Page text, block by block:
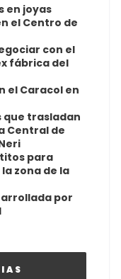
en joyas
el Centro de
con el
fábrica del
el Caracol en
que trasladan
Central de
para
zona de la
por